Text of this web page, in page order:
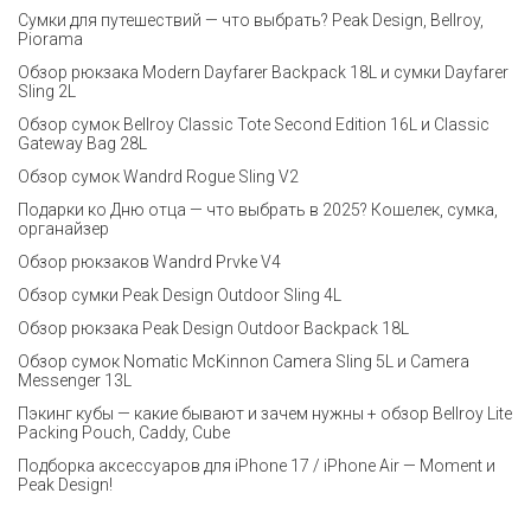
Сумки для путешествий — что выбрать? Peak Design, Bellroy,
Piorama
Обзор рюкзака Modern Dayfarer Backpack 18L и сумки Dayfarer
Sling 2L
Обзор сумок Bellroy Classic Tote Second Edition 16L и Classic
Gateway Bag 28L
Обзор сумок Wandrd Rogue Sling V2
Подарки ко Дню отца — что выбрать в 2025? Кошелек, сумка,
органайзер
Обзор рюкзаков Wandrd Prvke V4
Обзор сумки Peak Design Outdoor Sling 4L
Обзор рюкзака Peak Design Outdoor Backpack 18L
Обзор сумок Nomatic McKinnon Camera Sling 5L и Camera
Messenger 13L
Пэкинг кубы — какие бывают и зачем нужны + обзор Bellroy Lite
Packing Pouch, Caddy, Cube
Подборка аксессуаров для iPhone 17 / iPhone Air — Moment и
Peak Design!